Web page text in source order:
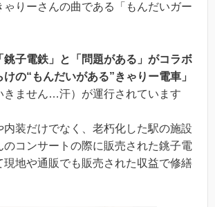
ゃりーさんの曲である「もんだいガー
銚子電鉄」と「問題がある」がコラボ
けの“もんだいがある”きゃりー電車」
きません…汗）が運行されています
内装だけでなく、老朽化した駅の施設
のコンサートの際に販売された銚子電
現地や通販でも販売された収益で修繕